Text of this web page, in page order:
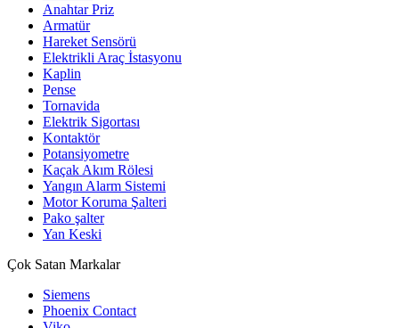
Anahtar Priz
Armatür
Hareket Sensörü
Elektrikli Araç İstasyonu
Kaplin
Pense
Tornavida
Elektrik Sigortası
Kontaktör
Potansiyometre
Kaçak Akım Rölesi
Yangın Alarm Sistemi
Motor Koruma Şalteri
Pako şalter
Yan Keski
Çok Satan Markalar
Siemens
Phoenix Contact